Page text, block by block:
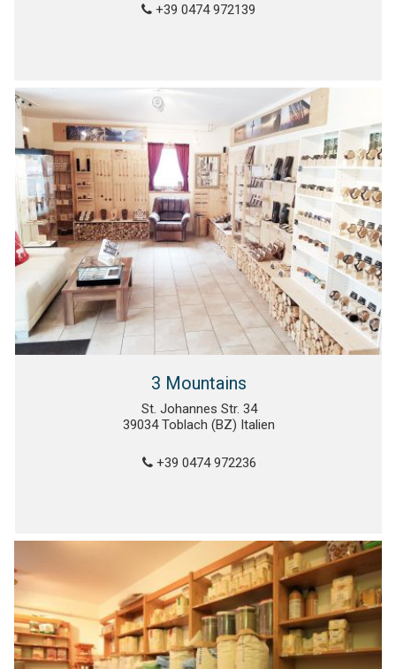
+39 0474 972139
3 Mountains
St. Johannes Str. 34
39034 Toblach (BZ) Italien
+39 0474 972236